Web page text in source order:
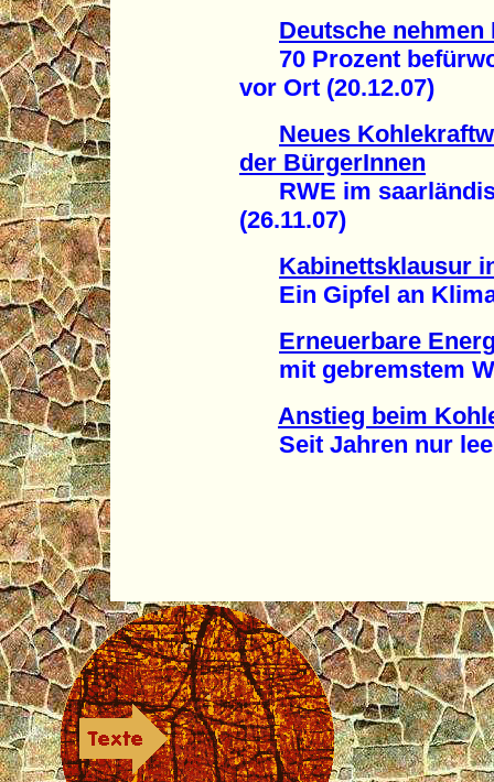
Deutsche
70 Prozent
vor Ort (20.12.07)
Neues
der BürgerInnen
RWE im
(26.11.07)
Kabinettsklausur
Ein Gipfel an
Erneuerbare
mit gebremstem
Anstieg beim
Seit Jahren nur